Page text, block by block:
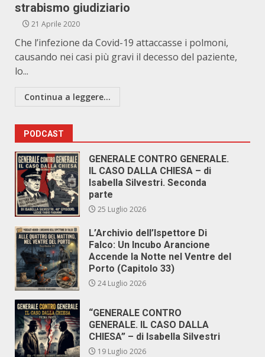
strabismo giudiziario
21 Aprile 2020
Che l’infezione da Covid-19 attaccasse i polmoni,
causando nei casi più gravi il decesso del paziente,
lo...
Continua a leggere...
PODCAST
GENERALE CONTRO GENERALE.
IL CASO DALLA CHIESA – di
Isabella Silvestri. Seconda
parte
25 Luglio 2026
L’Archivio dell’Ispettore Di
Falco: Un Incubo Arancione
Accende la Notte nel Ventre del
Porto (Capitolo 33)
24 Luglio 2026
“GENERALE CONTRO
GENERALE. IL CASO DALLA
CHIESA” – di Isabella Silvestri
19 Luglio 2026